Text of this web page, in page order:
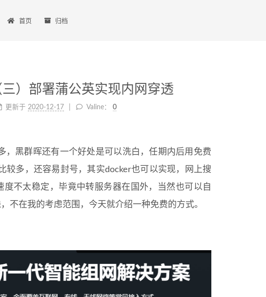
首页 归档
）部署蒲公英实现内网穿透
更新于 2020-12-17 Valine： 0
，黑群晖还有一个好处是可以洗白，任期内后用免费
较多，还容易封号，其实docker也可以实现，网上搜
不太稳定，毕竟中转服务器在国外，当然也可以自
不在我的考虑范围，今天就介绍一种免费的方式。